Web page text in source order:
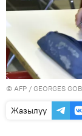
© AFP / GEORGES
Жазылуу